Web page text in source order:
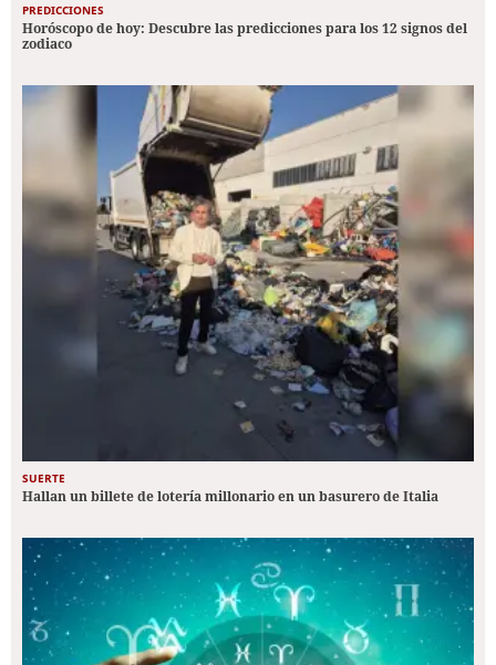
PREDICCIONES
Horóscopo de hoy: Descubre las predicciones para los 12 signos del
zodiaco
SUERTE
Hallan un billete de lotería millonario en un basurero de Italia